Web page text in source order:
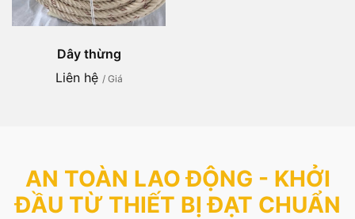
Dây thừng
Liên hệ / Giá
AN TOÀN LAO ĐỘNG - KHỞI
ĐẦU TỪ THIẾT BỊ ĐẠT CHUẨN